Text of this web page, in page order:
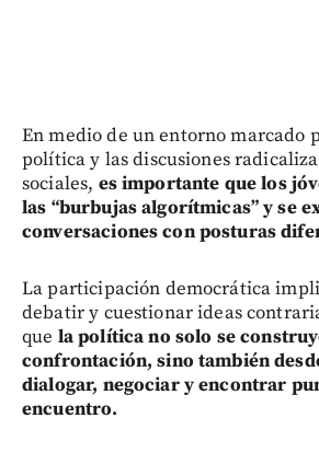
En medio de un entorno marcado
política y las discusiones
sociales, es importante que los
las “burbujas algorítmicas” y se
conversaciones con posturas
La participación democrática
debatir y cuestionar ideas
que la política no solo se
confrontación, sino también
dialogar, negociar y encontrar
encuentro.